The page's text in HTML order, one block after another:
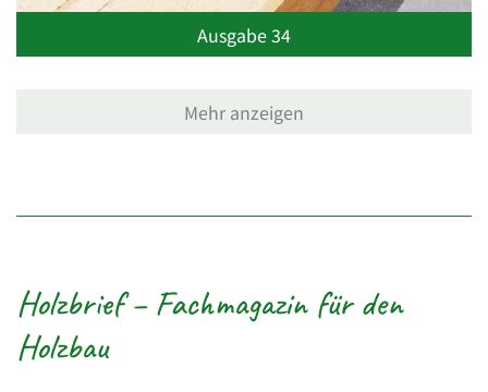
Ausgabe 34
Mehr anzeigen
Holzbrief – Fachmagazin für den
Holzbau